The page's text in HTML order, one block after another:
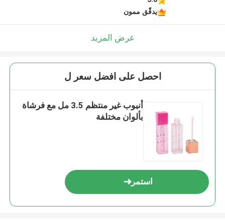
يدقّق ممون
عرض المزيد
احصل على افضل سعر ل
أنبوب غير منتظم 3.5 مل مع فرشاة
بألوان مختلفة
استمر